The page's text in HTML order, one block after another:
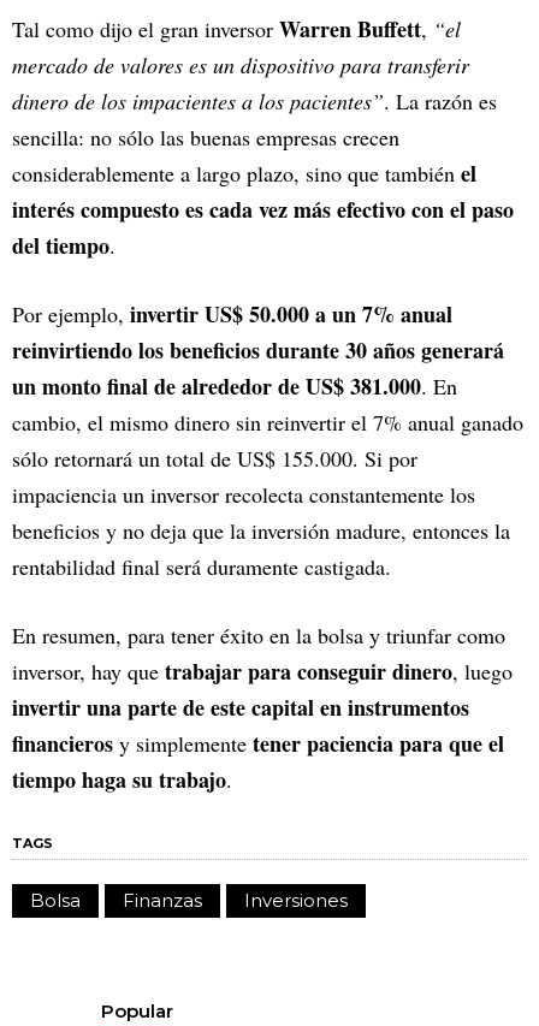
Tal como dijo el gran inversor Warren Buffett, “el
mercado de valores es un dispositivo para transferir
dinero de los impacientes a los pacientes”. La razón es
sencilla: no sólo las buenas empresas crecen
considerablemente a largo plazo, sino que también el
interés compuesto es cada vez más efectivo con el paso
del tiempo.
Por ejemplo, invertir US$ 50.000 a un 7% anual
reinvirtiendo los beneficios durante 30 años generará
un monto final de alrededor de US$ 381.000. En
cambio, el mismo dinero sin reinvertir el 7% anual ganado
sólo retornará un total de US$ 155.000. Si por
impaciencia un inversor recolecta constantemente los
beneficios y no deja que la inversión madure, entonces la
rentabilidad final será duramente castigada.
En resumen, para tener éxito en la bolsa y triunfar como
inversor, hay que trabajar para conseguir dinero, luego
invertir una parte de este capital en instrumentos
financieros y simplemente tener paciencia para que el
tiempo haga su trabajo.
TAGS
Bolsa Finanzas Inversiones
Popular